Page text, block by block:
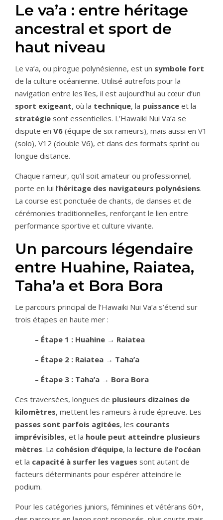
Le va’a : entre héritage
ancestral et sport de
haut niveau
Le va’a, ou pirogue polynésienne, est un symbole fort
de la culture océanienne. Utilisé autrefois pour la
navigation entre les îles, il est aujourd’hui au cœur d’un
sport exigeant, où la technique, la puissance et la
stratégie sont essentielles. L’Hawaiki Nui Va’a se
dispute en V6 (équipe de six rameurs), mais aussi en V1
(solo), V12 (double V6), et dans des formats sprint ou
longue distance.
Chaque rameur, qu’il soit amateur ou professionnel,
porte en lui l’héritage des navigateurs polynésiens.
La course est ponctuée de chants, de danses et de
cérémonies traditionnelles, renforçant le lien entre
performance sportive et culture vivante.
Un parcours légendaire
entre Huahine, Raiatea,
Taha’a et Bora Bora
Le parcours principal de l’Hawaiki Nui Va’a s’étend sur
trois étapes en haute mer :
– Étape 1 : Huahine → Raiatea
– Étape 2 : Raiatea → Taha’a
– Étape 3 : Taha’a → Bora Bora
Ces traversées, longues de plusieurs dizaines de
kilomètres, mettent les rameurs à rude épreuve. Les
passes sont parfois agitées, les courants
imprévisibles, et la houle peut atteindre plusieurs
mètres. La cohésion d’équipe, la lecture de l’océan
et la capacité à surfer les vagues sont autant de
facteurs déterminants pour espérer atteindre le
podium.
Pour les catégories juniors, féminines et vétérans 60+,